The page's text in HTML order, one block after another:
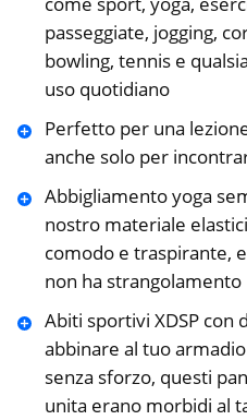
passeggiate, jogging,
bowling, tennis e
uso quotidiano
Perfetto per una
anche solo per
Abbigliamento yoga
nostro materiale
comodo e traspirante,
non ha strangolamento
Abiti sportivi XDSP con
abbinare al tuo
senza sforzo, questi
unita erano morbidi al